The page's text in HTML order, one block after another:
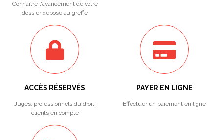
Connaitre l'avancement de votre
dossier déposé au greffe
ACCÈS RÉSERVÉS
Juges, professionnels du droit,
clients en compte
PAYER EN LIGNE
Effectuer un paiement en ligne